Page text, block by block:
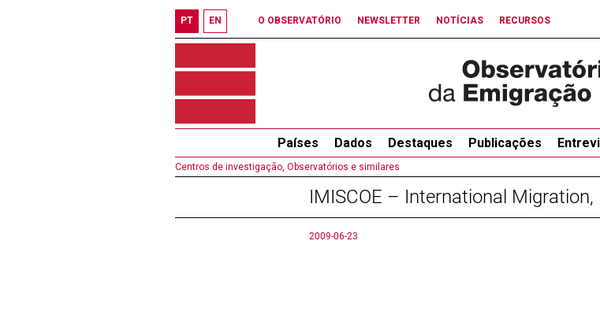
PT EN O OBSERVATÓRIO NEWSLETTER NOTÍCIAS RECURSOS
Países Dados Destaques Publicações
Centros de investigação, Observatórios e similares
IMISCOE – International
2009-06-23